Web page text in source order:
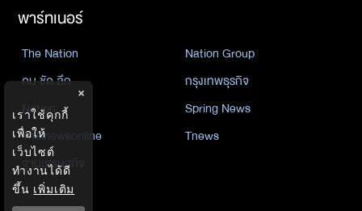
พาร์ทเนอร์
The Nation
Nation Group
คม ชัด ลึก
กรุงเทพธุรกิจ
Nation
Spring News
Thainewsonline
Tnews
ฐานเศรษฐกิจ
×
เราใช้คุกกี้
เพื่อให้
เว็บไซต์
ทำงานได้ดี
ขึ้น เพิ่มเติม